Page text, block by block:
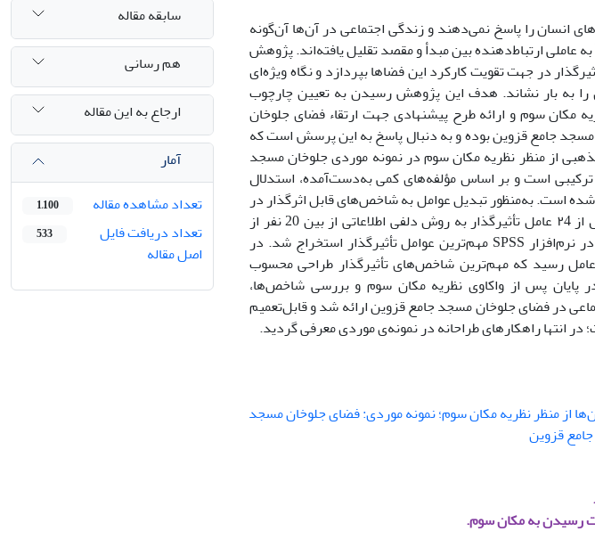
انسان را پاسخ نمی‌دهند و زندگی اجتماعی در آن‌ها آن‌گونه
عاملی ارتباط‌دهنده بین مبدأ و مقصد تقلیل یافته‌اند. پژوهش
در جهت تقویت کارکرد این فضاها بپردازد و نگاه ویژه‌ای
را به بار نشاند. هدف این پژوهش رسیدن به تعیین چارچوب
مکان سوم‌ و ارائه طرح پیشنهادی جهت ارتقاء فضای جلوخان
جامع قزوین بوده و به دنبال پاسخ به این پرسش است که
از منظر نظریه مکان سوم در نمونه موردی جلوخان مسجد
است و بر اساس مؤلفه‌های کمی به‌دست‌آمده، استدلال
است. به‌منظور تبدیل عوامل به شاخص‌های قابل اثرگذار در
طراحی، پرسشنامه‌ای تنظیم شد که در مرحله‌ی اول از ۲4 عامل تأثیرگذار به روش دلفی اطلاعاتی از بین 20 نفر از
متخصصین جمع‌آوری شد و با تحلیل پرسشنامه‌ها در نرم‌افزار SPSS مهم‌ترین عوامل تأثیرگذار استخراج شد. در
مرحله‌ی دوم تحلیل پرسشنامه این عوامل به 14 عامل رسید که مهم‌ترین شاخص‌های تأثیرگذار طراحی محسوب
پس از واکاوی نظریه مکان سوم و بررسی شاخص‌ها،
در فضای جلوخان مسجد جامع قزوین ارائه شد و قابل‌تعمیم
انتها راهکارهای طراحانه در نمونه‌ی موردی معرفی گردید.
رسیدن به مکان سوم.
سابقه مقاله
هم رسانی
ارجاع به این مقاله
آمار
تعداد مشاهده مقاله
1,100
تعداد دریافت فایل
اصل مقاله
533